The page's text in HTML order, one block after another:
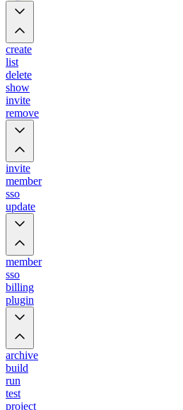
create
list
delete
show
invite
remove
invite
member
sso
update
member
sso
billing
plugin
archive
build
run
test
project